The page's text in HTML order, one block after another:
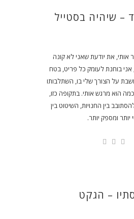
– שיהיה בסטייל
את יודעת שאני לא קונה
אני בוחנת לעומק כל פריט, בטח
על הצורך שלי בו, השתלבותו
הוא מרגש אותי. בתקופה כזו,
בין החנויות, השיטוט בין
ומספק יותר.
– הגקט